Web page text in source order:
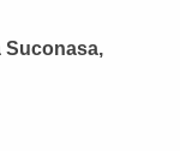
Suconasa,